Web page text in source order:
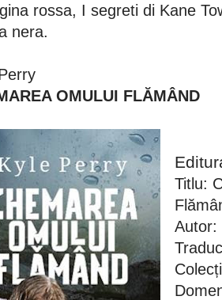
rossa, I segreti di Kane
nera.
OMULUI FLĂMÂND
Titlu:
Autor: